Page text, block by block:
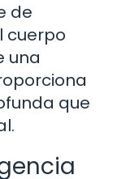
de
cuerpo
una
que